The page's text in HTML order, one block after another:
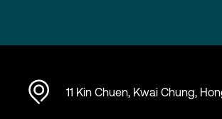
11 Kin Chuen, Kwai Chung,